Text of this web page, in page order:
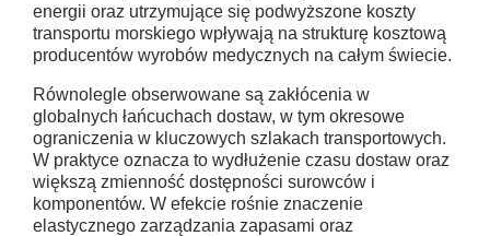
energii oraz utrzymujące się podwyższone koszty
transportu morskiego wpływają na strukturę kosztową
producentów wyrobów medycznych na całym świecie.
Równolegle obserwowane są zakłócenia w
globalnych łańcuchach dostaw, w tym okresowe
ograniczenia w kluczowych szlakach transportowych.
W praktyce oznacza to wydłużenie czasu dostaw oraz
większą zmienność dostępności surowców i
komponentów. W efekcie rośnie znaczenie
elastycznego zarządzania zapasami oraz